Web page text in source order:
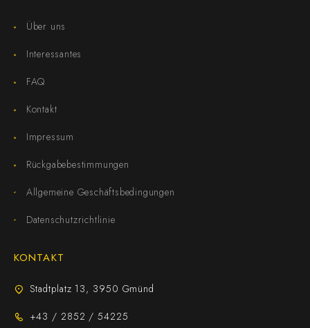
Über uns
Interessantes
FAQ
Kontakt
Impressum
Rückgabebestimmungen
Allgemeine Geschäftsbedingungen
Datenschutzrichtlinie
KONTAKT
Stadtplatz 13, 3950 Gmünd
+43 / 2852 / 54225